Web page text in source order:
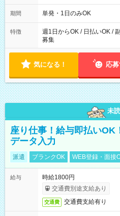
～21：00
期間 単発・1日のみOK
特徴
週1日からOK / 日払いOK /
募集
気になる！ 応
未読
座り仕事！給与即払いOK
データ入力
派遣 ブランクOK WEB登録・面接
給与
時給1800円
交通費別途支給あり
交通費 交通費支給有り